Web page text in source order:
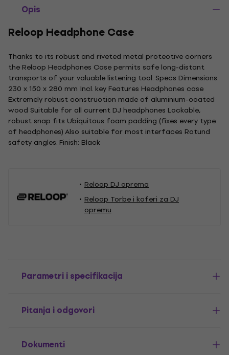
Opis
Reloop Headphone Case
Thanks to its robust and riveted metal protective corners
the Reloop Headphones Case permits safe long-distant
transports of your valuable listening tool. Specs Dimensions:
230 x 150 x 280 mm Incl. key Features Headphones case
Extremely robust construction made of aluminium-coated
wood Suitable for all current DJ headphones Lockable,
robust snap fits Ubiquitous foam padding (fixes every type
of headphones) Also suitable for most interfaces Rotund
safety angles. Finish: Black
Reloop DJ oprema
Reloop Torbe i koferi za DJ
opremu
Parametri i specifikacija
Pitanja i odgovori
Dokumenti